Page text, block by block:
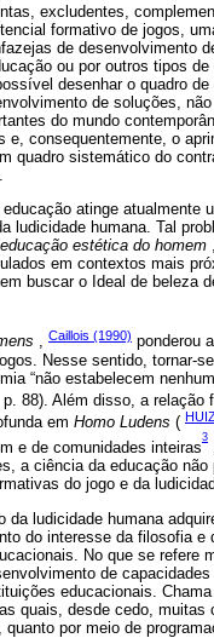
excludentes,
formativo de jogos,
de desenvolvimento
ou por outros tipos
desenhar o quadro
de soluções,
do mundo
e, consequentemente, o
quadro sistemático do
atinge
ludicidade humana. Tal
estética do homem
em contextos mais
buscar o Ideal de
, Caillois (1990) ponderou
Nesse sentido, tornar-
“não estabelecem
p. 88). Além disso, a relação
em Homo Ludens (
e de comunidades inteiras
3
a ciência da educação
do jogo e da
da ludicidade humana
do interesse da filosofia
No que se refere
de
educacionais.
quais, desde cedo,
por meio de